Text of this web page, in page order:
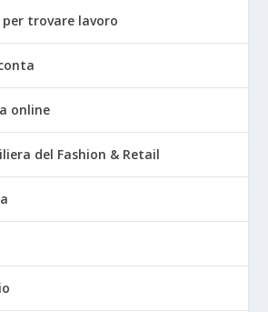
trovare lavoro
online
del Fashion & Retail